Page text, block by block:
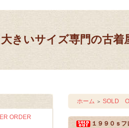
大きいサイズ専門の古
ORDER
ホーム ＞ SOLD
１９９０ｓ